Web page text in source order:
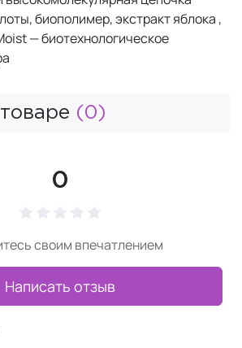
биополимер, экстракт яблока ,
— биотехнологическое
(0)
0
своим впечатлением
Написать отзыв